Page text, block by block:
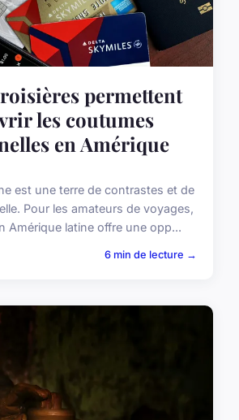
permettent
les coutumes
en Amérique
est une terre de contrastes et de
Pour les amateurs de voyages,
Amérique latine offre une opp...
6 min de lecture →